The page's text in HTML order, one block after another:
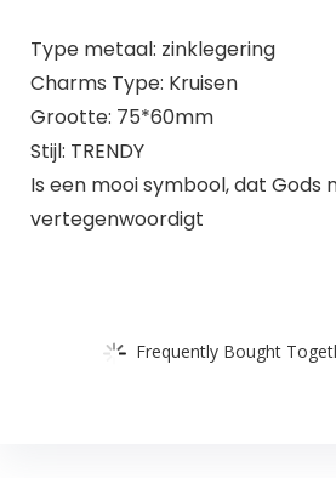
Type metaal: zinklegering
Charms Type: Kruisen
Grootte: 75*60mm
Stijl: TRENDY
Is een mooi symbool, dat Gods
vertegenwoordigt
Frequently Bought